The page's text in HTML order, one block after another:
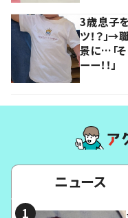
3歳息子
ツ！？」
景に…「
ーー！！」
ニュース